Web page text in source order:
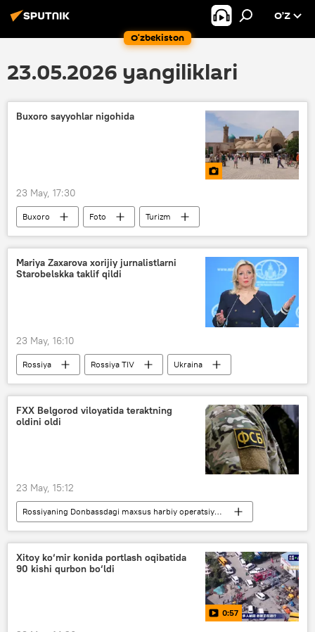
O‘zbekiston
O’Z
23.05.2026 yangiliklari
Buxoro sayyohlar nigohida
23 May, 17:30
Buxoro Foto
Turizm
turistlar
qadimiy sayyohlar
Mariya Zaxarova xorijiy jurnalistlarni
Starobelskka taklif qildi
23 May, 16:10
Rossiya Rossiya TIV
Ukraina
Lugansk xalq respublikasi (LXR)
Mariya Zaxarova
BMT
FXX Belgorod viloyatida teraktning
oldini oldi
23 May, 15:12
Rossiyaning Donbassdagi maxsus harbiy operatsiyasi
Rossiya
Ukraina
FXX
terakt
Xitoy ko‘mir konida portlash oqibatida
90 kishi qurbon bo‘ldi
0:57